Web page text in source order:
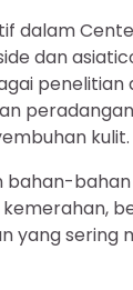
dalam
dan
penelitian
kulit.
bahan-
yang sering